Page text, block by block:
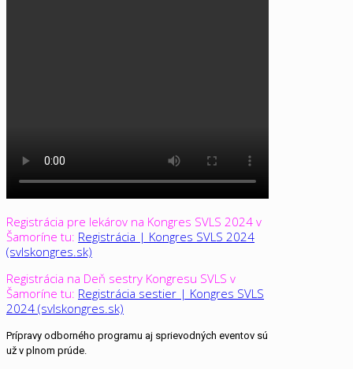
Registrácia pre lekárov na Kongres SVLS 2024 v
Šamoríne tu: Registrácia | Kongres SVLS 2024
(svlskongres.sk)
Registrácia na Deň sestry Kongresu SVLS v
Šamoríne tu: Registrácia sestier | Kongres SVLS
2024 (svlskongres.sk)
Prípravy odborného programu aj sprievodných eventov sú
už v plnom prúde.